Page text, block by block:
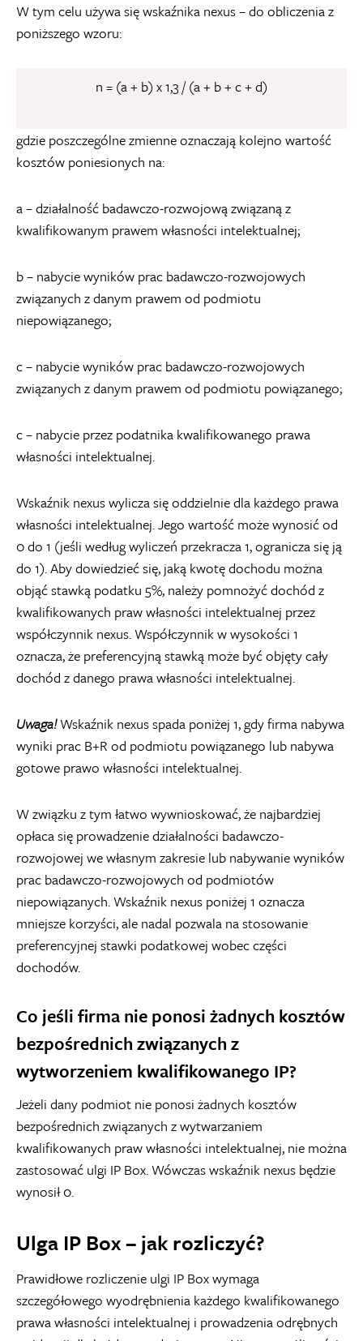
W tym celu używa się wskaźnika nexus – do obliczenia z
poniższego wzoru:
n = (a + b) x 1,3 / (a + b + c + d)
gdzie poszczególne zmienne oznaczają kolejno wartość
kosztów poniesionych na:
a – działalność badawczo-rozwojową związaną z
kwalifikowanym prawem własności intelektualnej;
b – nabycie wyników prac badawczo-rozwojowych
związanych z danym prawem od podmiotu
niepowiązanego;
c – nabycie wyników prac badawczo-rozwojowych
związanych z danym prawem od podmiotu powiązanego;
c – nabycie przez podatnika kwalifikowanego prawa
własności intelektualnej.
Wskaźnik nexus wylicza się oddzielnie dla każdego prawa
własności intelektualnej. Jego wartość może wynosić od
0 do 1 (jeśli według wyliczeń przekracza 1, ogranicza się ją
do 1). Aby dowiedzieć się, jaką kwotę dochodu można
objąć stawką podatku 5%, należy pomnożyć dochód z
kwalifikowanych praw własności intelektualnej przez
współczynnik nexus. Współczynnik w wysokości 1
oznacza, że preferencyjną stawką może być objęty cały
dochód z danego prawa własności intelektualnej.
Uwaga!Wskaźnik nexus spada poniżej 1, gdy firma nabywa
wyniki prac B+R od podmiotu powiązanego lub nabywa
gotowe prawo własności intelektualnej.
W związku z tym łatwo wywnioskować, że najbardziej
opłaca się prowadzenie działalności badawczo-
rozwojowej we własnym zakresie lub nabywanie wyników
prac badawczo-rozwojowych od podmiotów
niepowiązanych. Wskaźnik nexus poniżej 1 oznacza
mniejsze korzyści, ale nadal pozwala na stosowanie
preferencyjnej stawki podatkowej wobec części
dochodów.
Co jeśli firma nie ponosi żadnych kosztów
bezpośrednich związanych z
wytworzeniem kwalifikowanego IP?
Jeżeli dany podmiot nie ponosi żadnych kosztów
bezpośrednich związanych z wytwarzaniem
kwalifikowanych praw własności intelektualnej, nie można
zastosować ulgi IP Box. Wówczas wskaźnik nexus będzie
wynosił 0.
Ulga IP Box – jak rozliczyć?
Prawidłowe rozliczenie ulgi IP Box wymaga
szczegółowego wyodrębnienia każdego kwalifikowanego
prawa własności intelektualnej i prowadzenia odrębnych